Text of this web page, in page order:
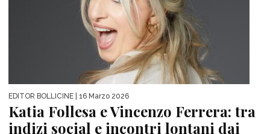
EDITOR BOLLICINE | 16 Marzo 2026
Katia Follesa e Vincenzo Ferrera: tra
indizi social e incontri lontani dai